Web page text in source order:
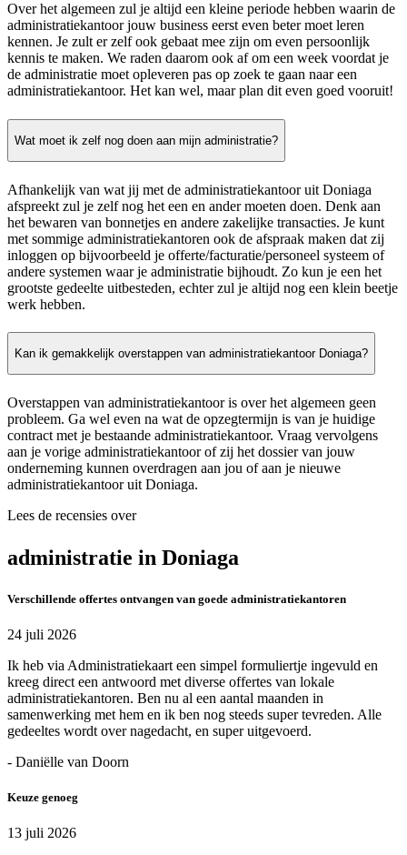
Over het algemeen zul je altijd een kleine periode hebben waarin de
administratiekantoor jouw business eerst even beter moet leren
kennen. Je zult er zelf ook gebaat mee zijn om even persoonlijk
kennis te maken. We raden daarom ook af om een week voordat je
de administratie moet opleveren pas op zoek te gaan naar een
administratiekantoor. Het kan wel, maar plan dit even goed vooruit!
Wat moet ik zelf nog doen aan mijn administratie?
Afhankelijk van wat jij met de administratiekantoor uit Doniaga
afspreekt zul je zelf nog het een en ander moeten doen. Denk aan
het bewaren van bonnetjes en andere zakelijke transacties. Je kunt
met sommige administratiekantoren ook de afspraak maken dat zij
inloggen op bijvoorbeeld je offerte/facturatie/personeel systeem of
andere systemen waar je administratie bijhoudt. Zo kun je een het
grootste gedeelte uitbesteden, echter zul je altijd nog een klein beetje
werk hebben.
Kan ik gemakkelijk overstappen van administratiekantoor Doniaga?
Overstappen van administratiekantoor is over het algemeen geen
probleem. Ga wel even na wat de opzegtermijn is van je huidige
contract met je bestaande administratiekantoor. Vraag vervolgens
aan je vorige administratiekantoor of zij het dossier van jouw
onderneming kunnen overdragen aan jou of aan je nieuwe
administratiekantoor uit Doniaga.
Lees de recensies over
administratie in Doniaga
Verschillende offertes ontvangen van goede administratiekantoren
24 juli 2026
Ik heb via Administratiekaart een simpel formuliertje ingevuld en
kreeg direct een antwoord met diverse offertes van lokale
administratiekantoren. Ben nu al een aantal maanden in
samenwerking met hem en ik ben nog steeds super tevreden. Alle
gedeeltes wordt over nagedacht, en super uitgevoerd.
- Daniëlle van Doorn
Keuze genoeg
13 juli 2026